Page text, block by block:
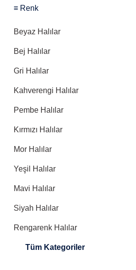
≡ Renk
Beyaz Halılar
Bej Halılar
Gri Halılar
Kahverengi Halılar
Pembe Halılar
Kırmızı Halılar
Mor Halılar
Yeşil Halılar
Mavi Halılar
Siyah Halılar
Rengarenk Halılar
Tüm Kategoriler